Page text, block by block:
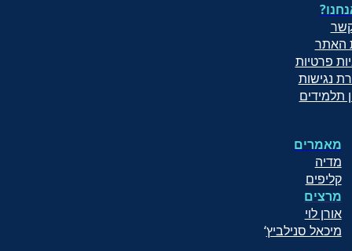
האתר
פרטיות
נגישות
תלמידים
מאמרים
מדיה
קליפים
מרצים
אורן לוי
מיכאל סנילביץ‘